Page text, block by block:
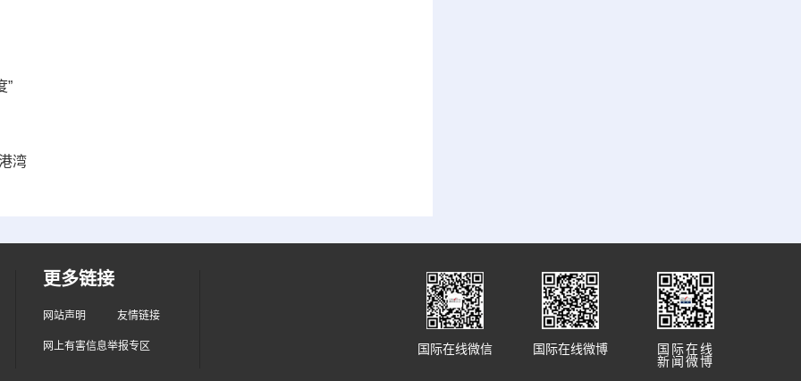
”
湾
更多链接
网站声明 友情链接
网上有害信息举报专区
国际在线
新闻微博
国际在线微博
国际在线微信